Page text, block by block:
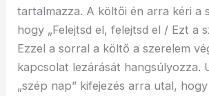
tartalmazza. A költői én arra kéri a
hogy „Felejtsd el, felejtsd el / Ezt a
Ezzel a sorral a költő a szerelem
kapcsolat lezárását hangsúlyozza.
„szép nap” kifejezés arra utal,